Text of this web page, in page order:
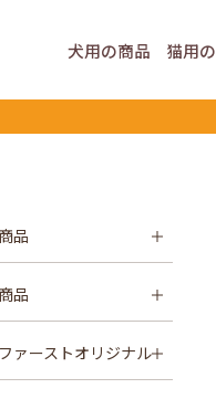
犬用の商品 猫用の
品
品
ァーストオリジナル